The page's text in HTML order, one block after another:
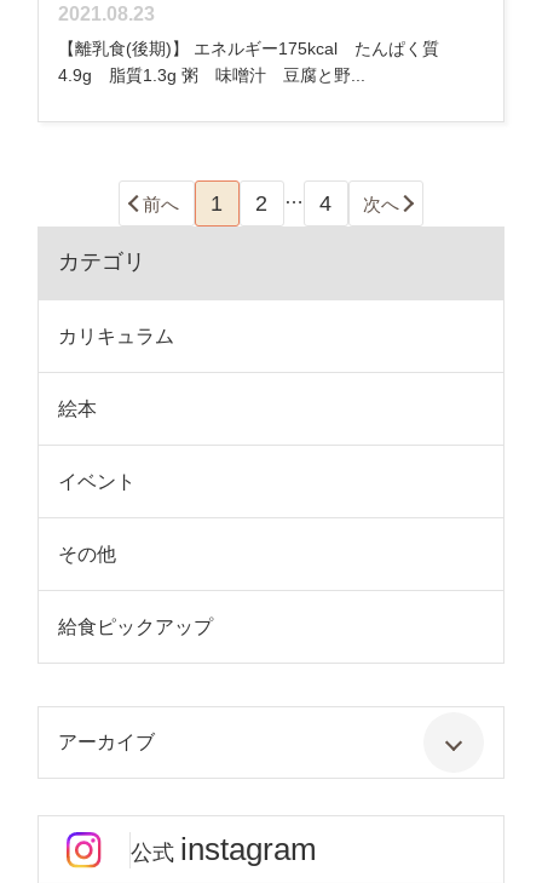
2021.08.23
【離乳食(後期)】 エネルギー175kcal たんぱく質
4.9g 脂質1.3g 粥 味噌汁 豆腐と野...
前へ 1 2 … 4 次へ
カテゴリ
カリキュラム
絵本
イベント
その他
給食ピックアップ
アーカイブ
公式 instagram